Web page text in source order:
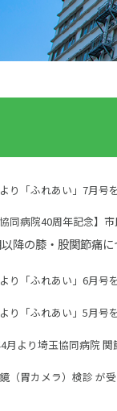
り「ふれあい」7月号
協同病院40周年記念】
降の膝・股関節痛に
り「ふれあい」6月号
り「ふれあい」5月号
月より埼玉協同病院 関
（胃カメラ）検診 が